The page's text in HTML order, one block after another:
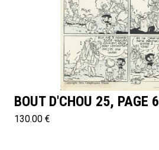
BOUT D'CHOU 25, PAGE 6
130.00 €